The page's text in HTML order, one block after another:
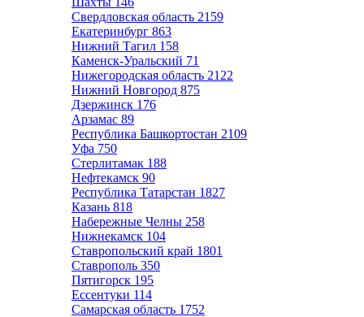
Свердловская область 2159
Екатеринбург 863
Нижний Тагил 158
Каменск-Уральский 71
Нижегородская область 2122
Нижний Новгород 875
Дзержинск 176
Арзамас 89
Республика Башкортостан 2109
Уфа 750
Стерлитамак 188
Нефтекамск 90
Республика Татарстан 1827
Казань 818
Набережные Челны 258
Нижнекамск 104
Ставропольский край 1801
Ставрополь 350
Пятигорск 195
Ессентуки 114
Самарская область 1752